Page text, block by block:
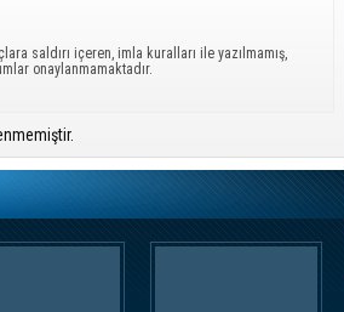
saldırı içeren, imla kuralları ile yazılmamış,
onaylanmamaktadır.